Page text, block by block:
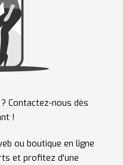
Contactez-nous dès
!
ou boutique en ligne
et profitez d'une